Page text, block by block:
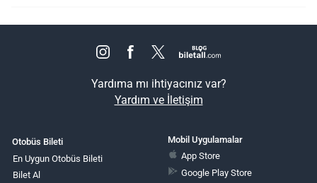
Yardıma mı ihtiyacınız var?
Yardım ve İletişim
Otobüs Bileti
En Uygun Otobüs Bileti
Bilet Al
Mobil Uygulamalar
App Store
Google Play Store